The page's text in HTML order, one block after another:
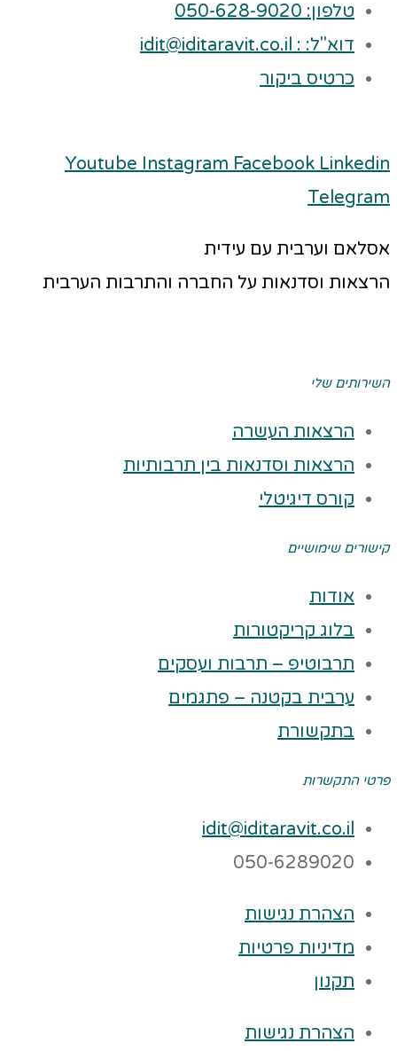
טלפון: 050-628-9020
דוא"ל: : idit@iditaravit.co.il
כרטיס ביקור
Youtube Instagram Facebook Linkedin
Telegram
אסלאם וערבית עם עידית
הרצאות וסדנאות על החברה והתרבות הערבית
השירותים שלי
הרצאות העשרה
הרצאות וסדנאות בין תרבותיות
קורס דיגיטלי
קישורים שימושיים
אודות
בלוג קריקטורות
תרבוטיפ – תרבות ועסקים
ערבית בקטנה – פתגמים
בתקשורת
פרטי התקשרות
idit@iditaravit.co.il
050-6289020
הצהרת נגישות
מדיניות פרטיות
תקנון
הצהרת נגישות